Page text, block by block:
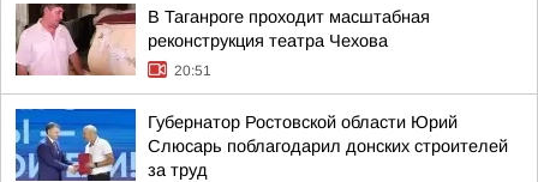
В Таганроге проходит масштабная
реконструкция театра Чехова
20:51
Губернатор Ростовской области Юрий
Слюсарь поблагодарил донских строителей
за труд